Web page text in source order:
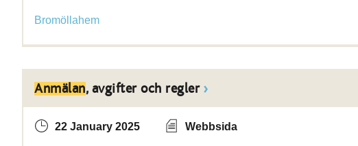
Bromöllahem
Anmälan, avgifter och regler
22 January 2025 Webbsida